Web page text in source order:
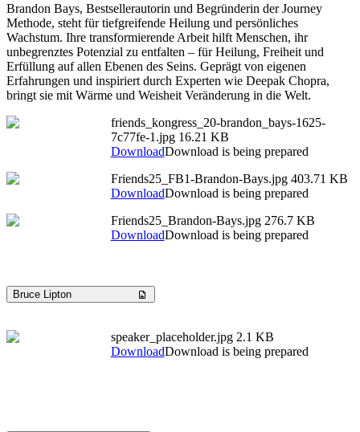
Brandon Bays, Bestsellerautorin und Begründerin der Journey
Methode, steht für tiefgreifende Heilung und persönliches
Wachstum. Ihre transformierende Arbeit hilft Menschen, ihr
unbegrenztes Potenzial zu entfalten – für Heilung, Freiheit und
Erfüllung auf allen Ebenen des Seins. Geprägt von eigenen
Erfahrungen und inspiriert durch Experten wie Deepak Chopra,
bringt sie mit Wärme und Weisheit Veränderung in die Welt.
friends_kongress_20-brandon_bays-1625-
7c77fe-1.jpg 16.21 KB
DownloadDownload is being prepared
Friends25_FB1-Brandon-Bays.jpg 403.71 KB
DownloadDownload is being prepared
Friends25_Brandon-Bays.jpg 276.7 KB
DownloadDownload is being prepared
Bruce Lipton
speaker_placeholder.jpg 2.1 KB
DownloadDownload is being prepared